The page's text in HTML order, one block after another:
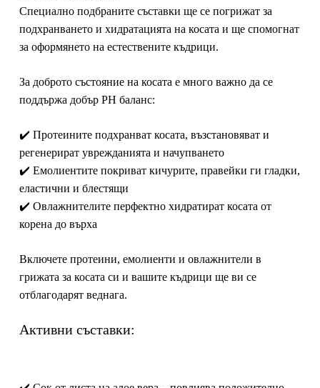
Специално подбраните съставки ще се погрижат за
подхранването и хидратацията на косата и ще спомогнат
за оформянето на естествените къдрици.
За доброто състояние на косата е много важно да се
поддържа добър PH баланс:
✔️ Протеините подхранват косата, възстановяват и
регенерират уврежданията и начупването
✔️ Емолиентите покриват кичурите, правейки ги гладки,
еластични и блестящи
✔️ Овлажнителите перфектно хидратират косата от
корена до върха
Включете протеини, емолиенти и овлажнители в
грижата за косата си и вашите къдрици ще ви се
отблагодарят веднага.
Активни съставки: